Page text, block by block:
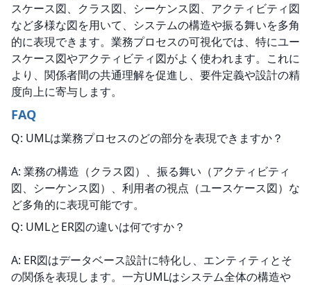
スケース図、クラス図、シーケンス図、アクティビティ図
など多様な図を用いて、システムの構造や振る舞いを多角
的に表現できます。業務プロセスの可視化では、特にユー
スケース図やアクティビティ図がよく使われます。これに
より、関係者間の共通理解を促進し、要件定義や設計の精
度向上に寄与します。
FAQ
Q: UMLは業務プロセスのどの部分を表現できますか？
A: 業務の構造（クラス図）、振る舞い（アクティビティ
図、シーケンス図）、利用者の視点（ユースケース図）な
ど多角的に表現可能です。
Q: UMLとER図の違いは何ですか？
A: ER図はデータベース設計に特化し、エンティティとそ
の関係を表現します。一方UMLはシステム全体の構造や